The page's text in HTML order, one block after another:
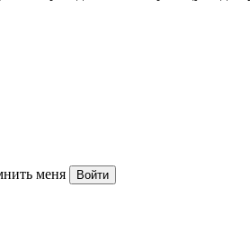
меня Войти